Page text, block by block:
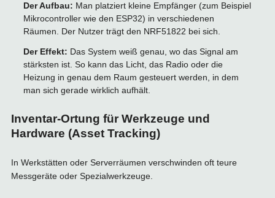
Der Aufbau: Man platziert kleine Empfänger (zum Beispiel
Mikrocontroller wie den ESP32) in verschiedenen
Räumen. Der Nutzer trägt den NRF51822 bei sich.
Der Effekt: Das System weiß genau, wo das Signal am
stärksten ist. So kann das Licht, das Radio oder die
Heizung in genau dem Raum gesteuert werden, in dem
man sich gerade wirklich aufhält.
Inventar-Ortung für Werkzeuge und
Hardware (Asset Tracking)
In Werkstätten oder Serverräumen verschwinden oft teure
Messgeräte oder Spezialwerkzeuge.